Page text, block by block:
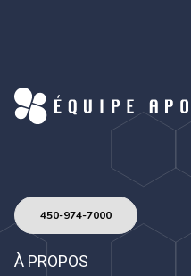
450-974-7000
À PROPOS